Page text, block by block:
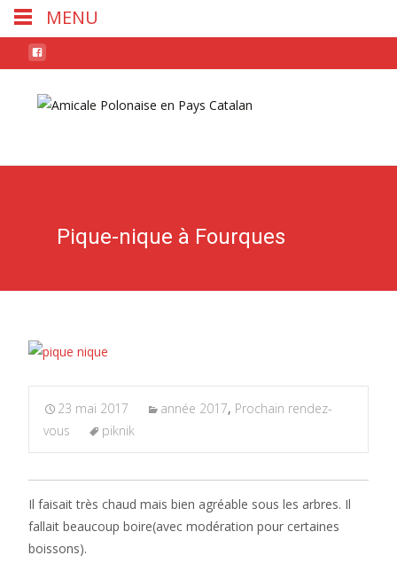
Pique-nique à Fourques
23 mai 2017 année 2017, Prochain rendez-
vous
piknik
Il faisait très chaud mais bien agréable sous les arbres. Il
fallait beaucoup boire(avec modération pour certaines
boissons).
MENU